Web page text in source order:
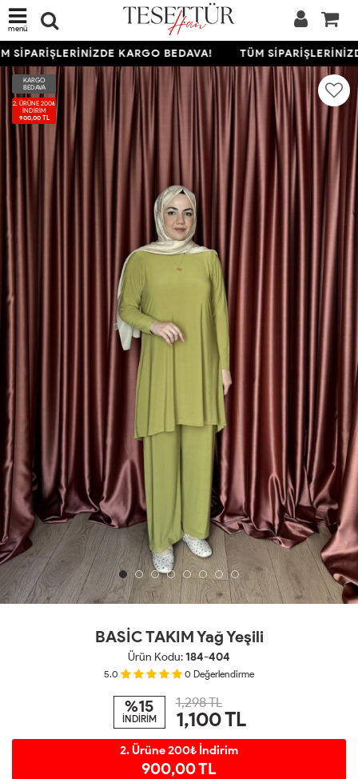
menü
SİPARİŞLERİNİZDE KARGO BEDAVA! TÜM
KARGO
BEDAVA
2. ÜRÜNE 200₺
İNDIRIM
900,00 TL
BASİC TAKIM Yağ Yeşili
Ürün Kodu:184-404
5.0 0 Değerlendirme
%15
İNDİRİM
1,298 TL
1,100TL
2. Ürüne 200₺ İndirim
900,00 TL